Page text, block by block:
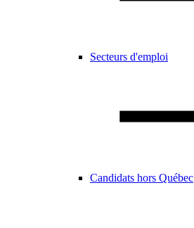
Secteurs d'emploi
Candidats hors Québec